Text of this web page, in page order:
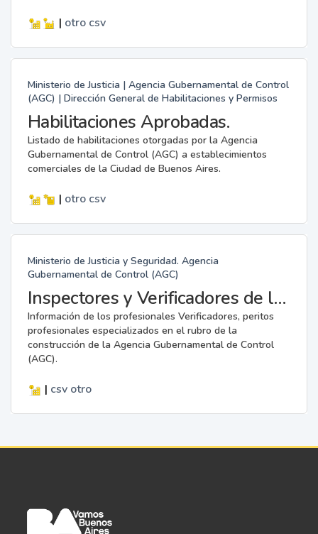
| otro csv
Ministerio de Justicia | Agencia Gubernamental de Control
(AGC) | Dirección General de Habilitaciones y Permisos
Habilitaciones Aprobadas.
Listado de habilitaciones otorgadas por la Agencia
Gubernamental de Control (AGC) a establecimientos
comerciales de la Ciudad de Buenos Aires.
| otro csv
Ministerio de Justicia y Seguridad. Agencia
Gubernamental de Control (AGC)
Inspectores y Verificadores de la AGC
Información de los profesionales Verificadores, peritos
profesionales especializados en el rubro de la
construcción de la Agencia Gubernamental de Control
(AGC).
| csv otro